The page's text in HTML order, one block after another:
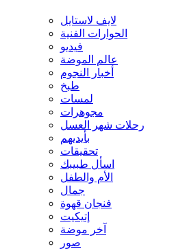
لايف لاستايل
الحوارات الفنية
فيديو
عالم الموضة
أخبار النجوم
طبخ
لمسات
مجوهرات
رحلات شهر العسل
بأيديهم
تحقيقات
اسأل طبيبك
الأم والطفل
جمال
فنجان قهوة
إتيكيت
آخر موضة
صور